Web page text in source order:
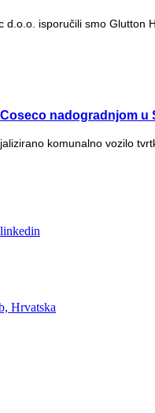
isporučili smo Glutton
nadogradnjom u
komunalno vozilo
Hrvatska